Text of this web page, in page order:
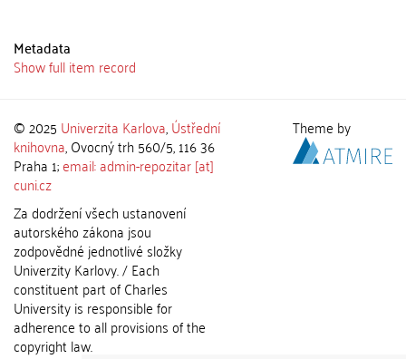
Metadata
Show full item record
© 2025 Univerzita Karlova,Ústřední
knihovna, Ovocný trh 560/5, 116 36
Praha 1;email: admin-repozitar [at]
cuni.cz
Za dodržení všech ustanovení
autorského zákona jsou
zodpovědné jednotlivé složky
Univerzity Karlovy. / Each
constituent part of Charles
University is responsible for
adherence to all provisions of the
copyright law.
Theme by